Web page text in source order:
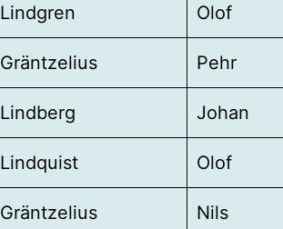
Lindgren Olof
Gräntzelius Pehr
Lindberg Johan
Lindquist Olof
Gräntzelius Nils